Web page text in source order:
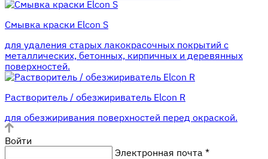
Смывка краски Elcon S
для удаления старых лакокрасочных покрытий с
металлических, бетонных, кирпичных и деревянных
поверхностей.
Растворитель / обезжириватель Elcon R
для обезжиривания поверхностей перед окраской.
Войти
Электронная почта *